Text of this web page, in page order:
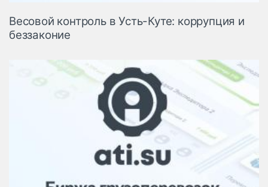
Весовой контроль в Усть-Куте: коррупция и
беззаконие